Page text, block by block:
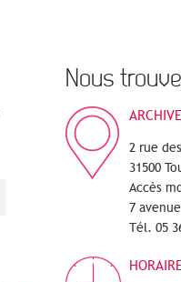
Nous
2 rue
31500
Accès
7
Tél. 05